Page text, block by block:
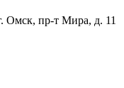
Омск, пр-т Мира, д. 11